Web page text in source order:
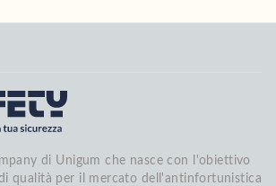
di Unigum che nasce con l'obiettivo
qualità per il mercato dell'antinfortunistica